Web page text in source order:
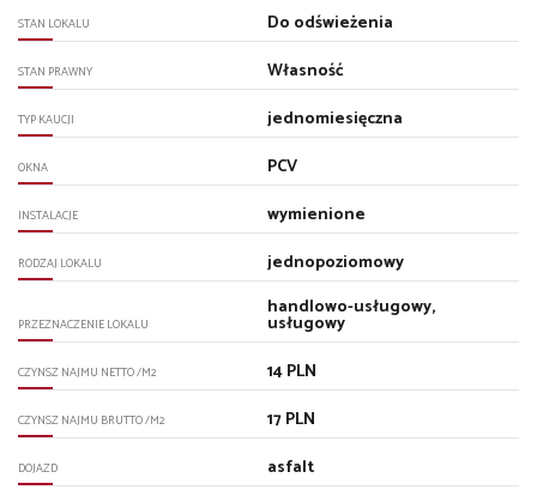
STAN LOKALU Do odświeżenia
STAN PRAWNY Własność
TYP KAUCJI jednomiesięczna
OKNA PCV
INSTALACJE wymienione
RODZAJ LOKALU jednopoziomowy
PRZEZNACZENIE LOKALU
handlowo-usługowy,
usługowy
CZYNSZ NAJMU NETTO /M2 14 PLN
CZYNSZ NAJMU BRUTTO /M2 17 PLN
DOJAZD asfalt